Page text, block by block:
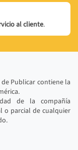
al cliente.
Publicar contiene la
de la compañía
o parcial de cualquier